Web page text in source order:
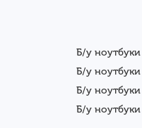
Б/у
Б/у
Б/у ноутбуки
Б/у ноутбуки